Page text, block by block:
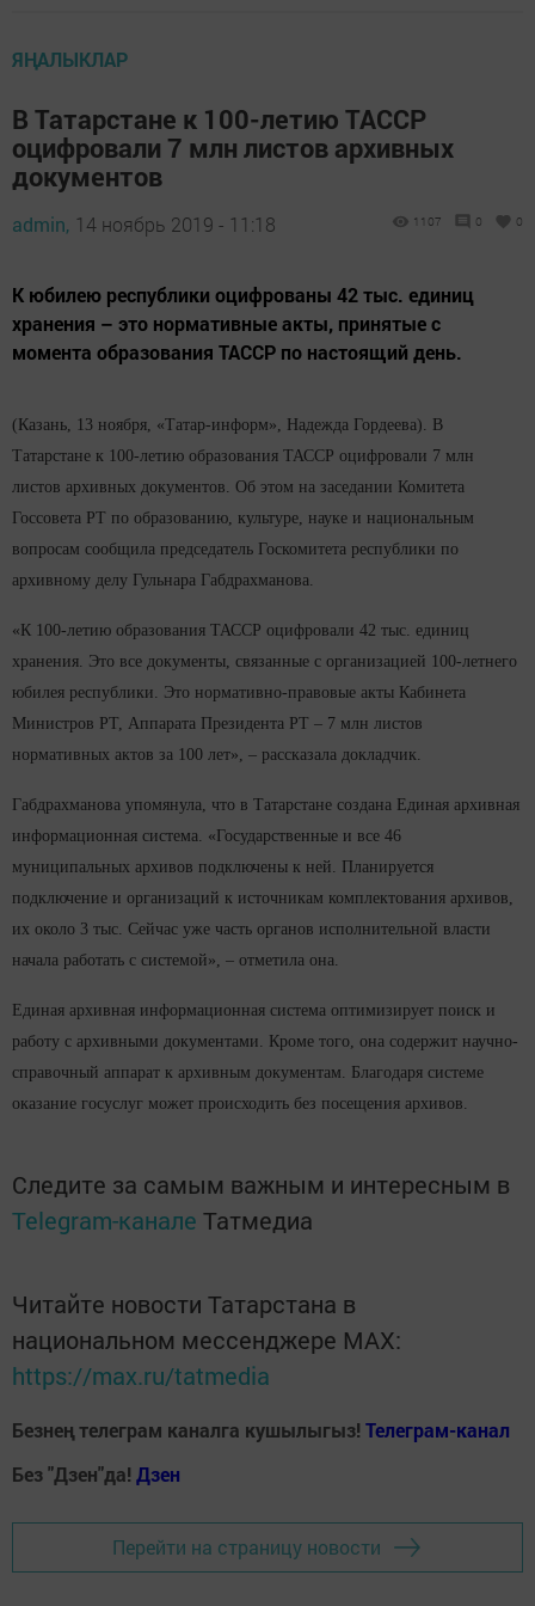
ЯҢАЛЫКЛАР
В Татарстане к 100-летию ТАССР
оцифровали 7 млн листов архивных
документов
admin, 14 ноябрь 2019 - 11:18 1107 0 0
К юбилею республики оцифрованы 42 тыс. единиц
хранения – это нормативные акты, принятые с
момента образования ТАССР по настоящий день.
(Казань, 13 ноября, «Татар-информ», Надежда Гордеева). В
Татарстане к 100-летию образования ТАССР оцифровали 7 млн
листов архивных документов. Об этом на заседании Комитета
Госсовета РТ по образованию, культуре, науке и национальным
вопросам сообщила председатель Госкомитета республики по
архивному делу Гульнара Габдрахманова.
«К 100-летию образования ТАССР оцифровали 42 тыс. единиц
хранения. Это все документы, связанные с организацией 100-летнего
юбилея республики. Это нормативно-правовые акты Кабинета
Министров РТ, Аппарата Президента РТ – 7 млн листов
нормативных актов за 100 лет», – рассказала докладчик.
Габдрахманова упомянула, что в Татарстане создана Единая архивная
информационная система. «Государственные и все 46
муниципальных архивов подключены к ней. Планируется
подключение и организаций к источникам комплектования архивов,
их около 3 тыс. Сейчас уже часть органов исполнительной власти
начала работать с системой», – отметила она.
Единая архивная информационная система оптимизирует поиск и
работу с архивными документами. Кроме того, она содержит научно-
справочный аппарат к архивным документам. Благодаря системе
оказание госуслуг может происходить без посещения архивов.
Следите за самым важным и интересным в
Telegram-канале Татмедиа
Читайте новости Татарстана в
национальном мессенджере MАХ:
https://max.ru/tatmedia
Безнең телеграм каналга кушылыгыз! Телеграм-канал
Без "Дзен"да! Дзен
Перейти на страницу новости